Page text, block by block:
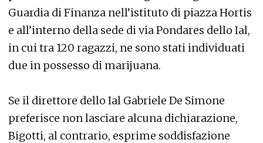
Guardia di Finanza nell’istituto di piazza Hortis
e all’interno della sede di via Pondares dello Ial,
in cui tra 120 ragazzi, ne sono stati individuati
due in possesso di marijuana.
Se il direttore dello Ial Gabriele De Simone
preferisce non lasciare alcuna dichiarazione,
Bigotti, al contrario, esprime soddisfazione